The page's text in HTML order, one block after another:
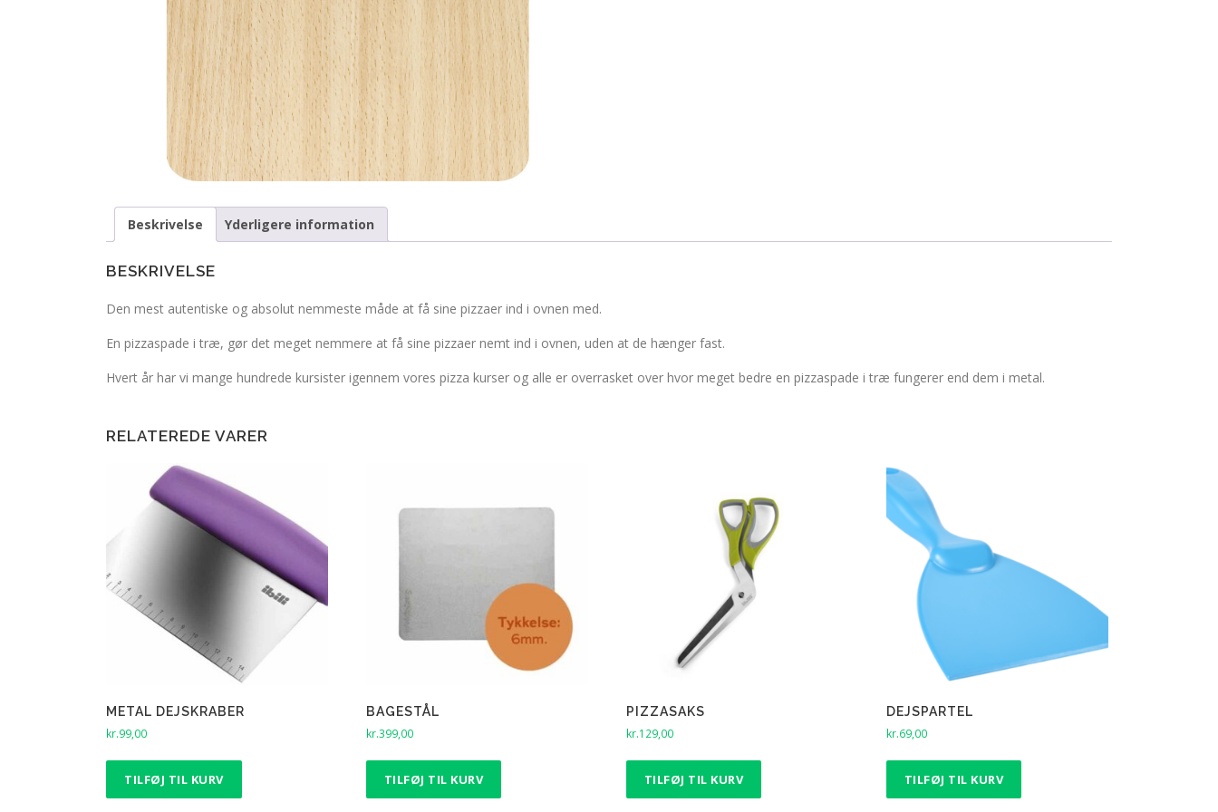
Beskrivelse Yderligere information
BESKRIVELSE
Den mest autentiske og absolut nemmeste måde at få sine pizzaer ind i ovnen med.
En pizzaspade i træ, gør det meget nemmere at få sine pizzaer nemt ind i ovnen, uden at de hænger fast.
Hvert år har vi mange hundrede kursister igennem vores pizza kurser og alle er overrasket over hvor meget bedre en pizzaspade i træ fungerer end dem i metal.
RELATEREDE VARER
METAL DEJSKRABER
kr.99,00
TILFØJ TIL KURV
BAGESTÅL
kr.399,00
TILFØJ TIL KURV
PIZZASAKS
kr.129,00
TILFØJ TIL KURV
DEJSPARTEL
kr.69,00
TILFØJ TIL KURV